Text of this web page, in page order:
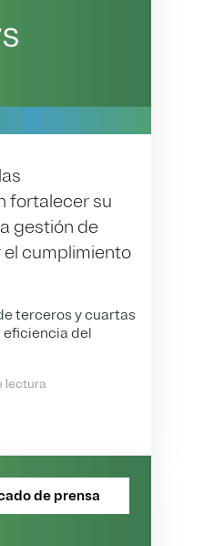
fortalecer su
gestión de
cumplimiento
terceros y cuartas
eficiencia del
lectura
de prensa